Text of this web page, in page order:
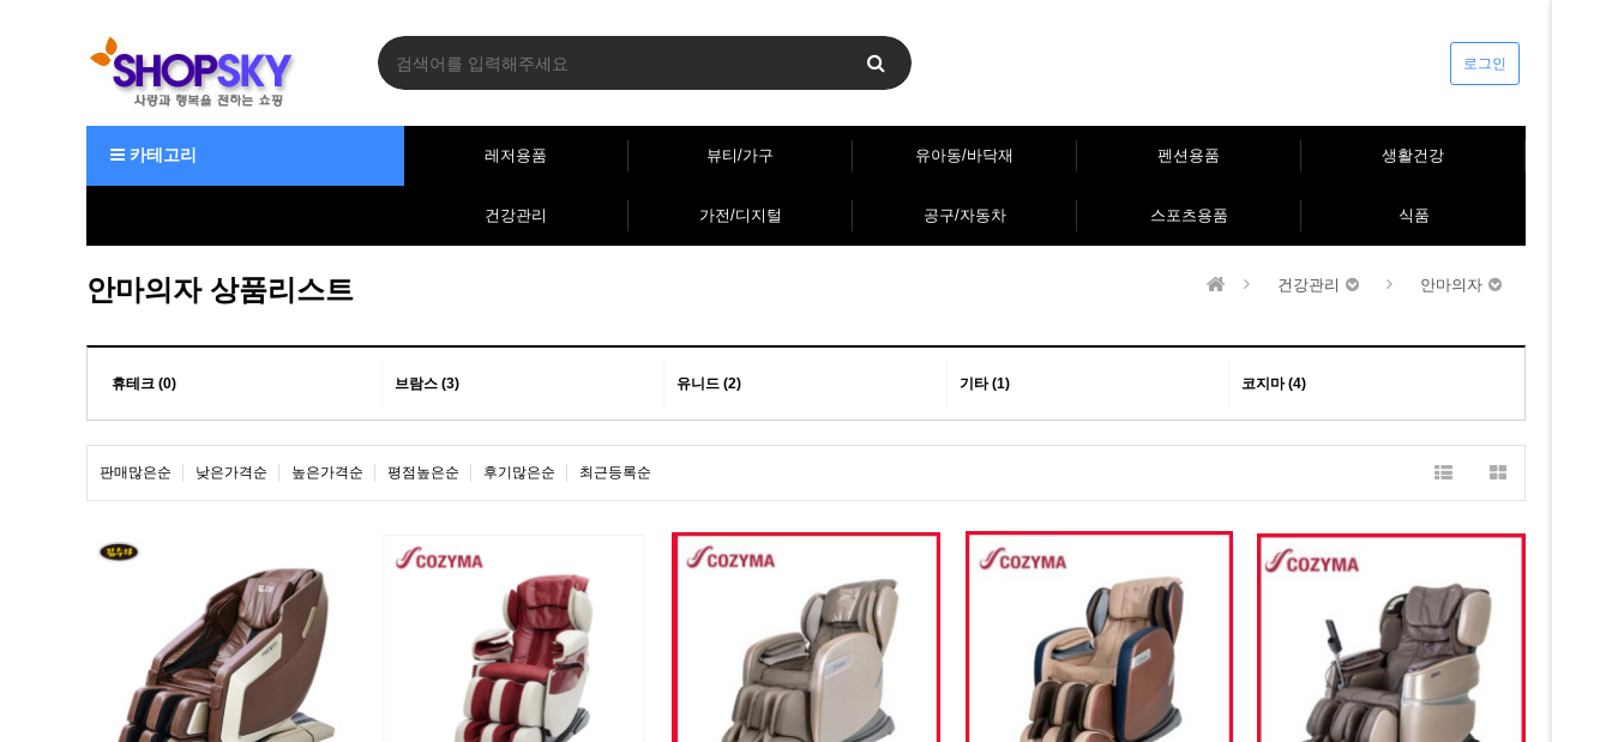
로그인
카테고리 레저용품 뷰티/가구 유아동/바닥재 펜션용품 생활건강
건강관리 가전/디지털 공구/자동차 스포츠용품 식품
안마의자 상품리스트 건강관리 안마의자
휴테크 (0) 브람스 (3) 유니드 (2) 기타 (1) 코지마 (4)
판매많은순 낮은가격순 높은가격순 평점높은순 후기많은순 최근등록순